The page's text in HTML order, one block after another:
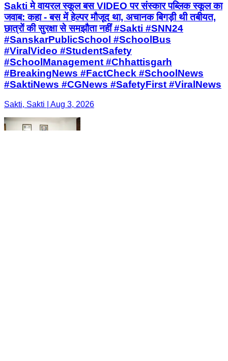
Sakti मे वायरल स्कूल बस VIDEO पर संस्कार पब्लिक स्कूल का
जवाब: कहा - बस में हेल्पर मौजूद था, अचानक बिगड़ी थी तबीयत,
छात्रों की सुरक्षा से समझौता नहीं #Sakti #SNN24
#SanskarPublicSchool #SchoolBus
#ViralVideo #StudentSafety
#SchoolManagement #Chhattisgarh
#BreakingNews #FactCheck #SchoolNews
#SaktiNews #CGNews #SafetyFirst #ViralNews
Sakti, Sakti | Aug 3, 2026